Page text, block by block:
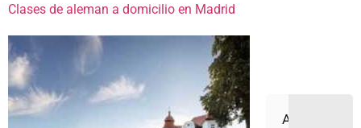
Clases de aleman a domicilio en Madrid
A